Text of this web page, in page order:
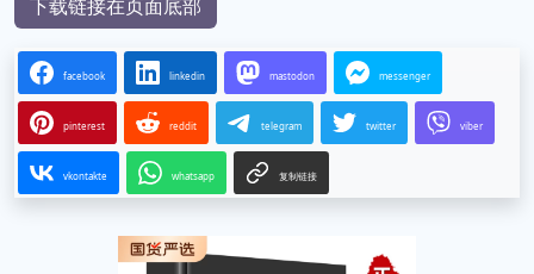
下载链接在页面底部
facebook linkedin mastodon messenger
pinterest reddit telegram twitter viber
vkontakte whatsapp 复制链接